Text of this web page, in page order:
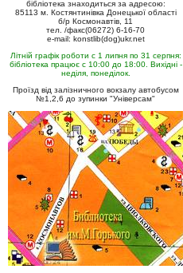
бібліотека знаходиться за адресою:
85113 м. Костянтинівка Донецької області
б/р Космонавтів, 11
тел. /факс(06272) 6-16-70
e-mail: konstlib(dog)ukr.net
Літній графік роботи с 1 липня по 31 серпня:
бібліотека працює с 10:00 до 18:00. Вихідні -
неділя, понеділок.
Проїзд від залізничного вокзалу автобусом
№1,2,6 до зупинки "Універсам"